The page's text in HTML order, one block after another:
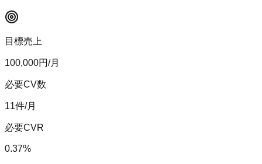
目標売上
100,000円/月
必要CV数
11件/月
必要CVR
0.37%